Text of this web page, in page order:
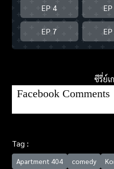
EP 4
EP 7
ซีรี่ย์เ
Facebook Comments
Tag :
Apartment 404 comedy